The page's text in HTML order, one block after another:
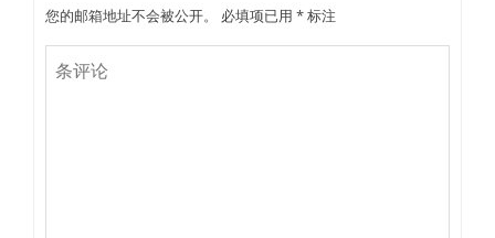
您的邮箱地址不会被公开。 必填项已用 *标注